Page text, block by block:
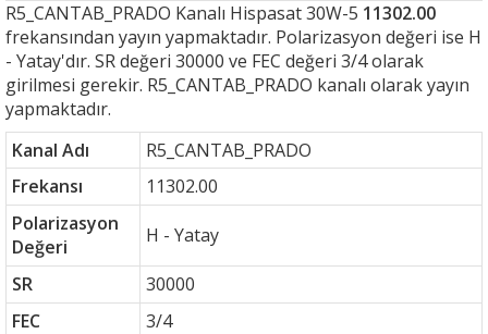
R5_CANTAB_PRADO Kanalı Hispasat 30W-5 11302.00
frekansından yayın yapmaktadır. Polarizasyon değeri ise H
- Yatay'dır. SR değeri 30000 ve FEC değeri 3/4 olarak
girilmesi gerekir. R5_CANTAB_PRADO kanalı olarak yayın
yapmaktadır.
Kanal Adı
R5_CANTAB_PRADO
Frekansı
11302.00
Polarizasyon
Değeri
H - Yatay
SR
30000
FEC
3/4